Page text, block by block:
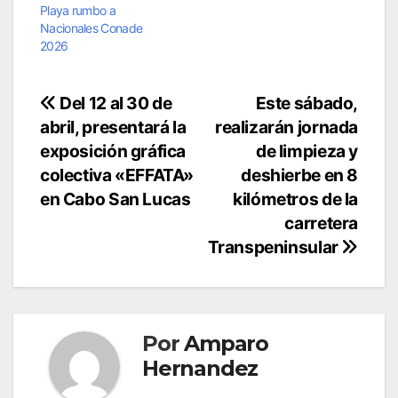
Playa rumbo a
Nacionales Conade
2026
Navegación
de
entradas
Este sábado,
realizarán jornada
de limpieza y
deshierbe en 8
kilómetros de la
carretera
Transpeninsular
Del 12 al 30 de
abril, presentará la
exposición gráfica
colectiva «EFFATA»
en Cabo San Lucas
PorAmparo
Hernandez